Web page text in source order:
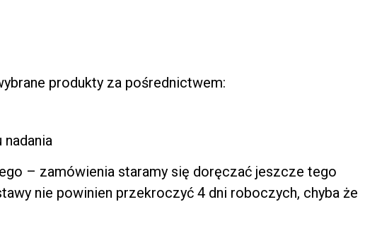
produkty za pośrednictwem:
– zamówienia staramy się doręczać jeszcze tego
nie powinien przekroczyć 4 dni roboczych, chyba że